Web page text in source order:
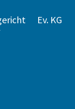
Ev. KG